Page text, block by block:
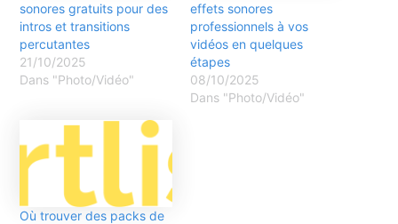
sonores gratuits pour des
intros et transitions
percutantes
21/10/2025
Dans "Photo/Vidéo"
effets sonores
professionnels à vos
vidéos en quelques
étapes
08/10/2025
Dans "Photo/Vidéo"
Où trouver des packs de